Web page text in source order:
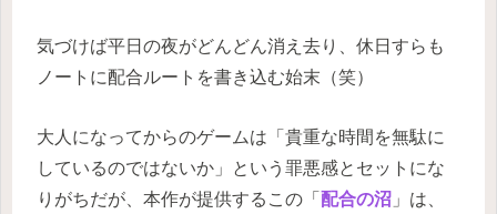
気づけば平日の夜がどんどん消え去り、休日すらも
ノートに配合ルートを書き込む始末（笑）
大人になってからのゲームは「貴重な時間を無駄に
しているのではないか」という罪悪感とセットにな
りがちだが、本作が提供するこの「 配合の沼 」は、